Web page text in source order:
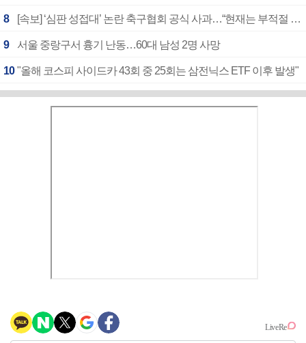
8 [속보] ‘심판 성접대’ 논란 축구협회 공식 사과…“현재는 부적절 행위 없어”
9 서울 중랑구서 흉기 난동…60대 남성 2명 사망
10 "올해 코스피 사이드카 43회 중 25회는 삼전닉스 ETF 이후 발생"